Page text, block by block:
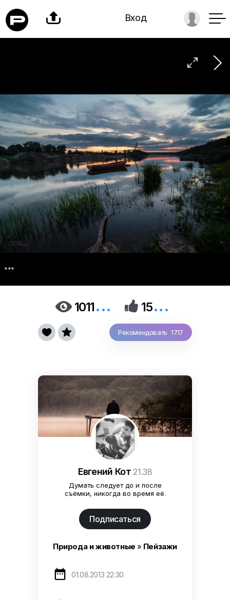
 Вход

***
 1011...  15...
Рекомендовать 17.17
 
Евгений Кот 21.38
Думать следует до и после
съёмки, никогда во время её.
Подписаться
Природа и животные » Пейзажи
 01.08.2013 22:30